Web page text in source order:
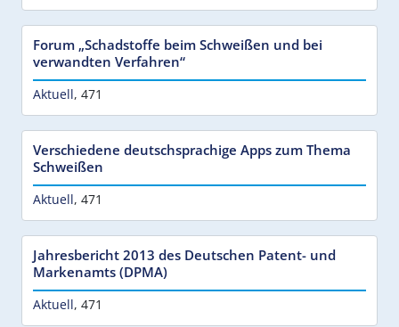
Forum „Schadstoffe beim Schweißen und bei
verwandten Verfahren“
Aktuell, 471
Verschiedene deutschsprachige Apps zum Thema
Schweißen
Aktuell, 471
Jahresbericht 2013 des Deutschen Patent- und
Markenamts (DPMA)
Aktuell, 471